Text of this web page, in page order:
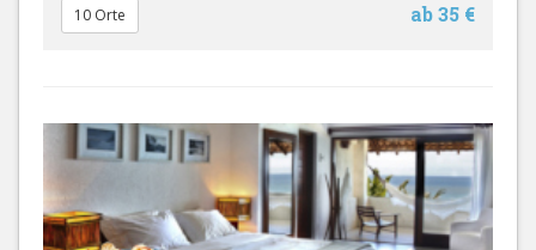
ab 35 €
10 Orte